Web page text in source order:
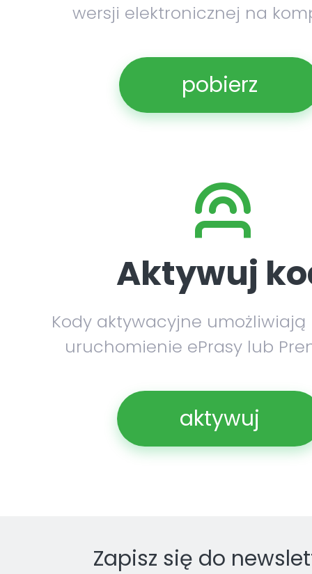
wersji elektronicznej na
pobierz
Aktywuj
Kody aktywacyjne umożliwiają
uruchomienie ePrasy lub
aktywuj
Zapisz się do